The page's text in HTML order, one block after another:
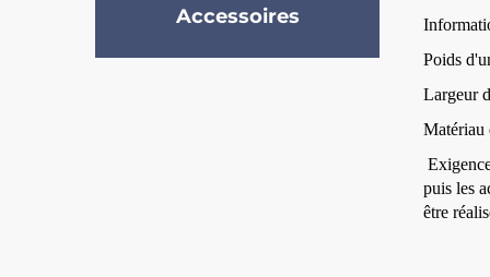
Accessoires
Poids
Largeur
Matériau
puis les
être